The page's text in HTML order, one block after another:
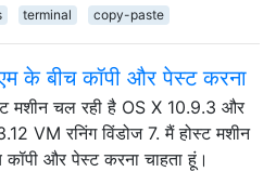
terminal copy-paste
के बीच कॉपी और पेस्ट करना
मशीन चल रही है OS X 10.9.3 और
VM रनिंग विंडोज 7. मैं होस्ट मशीन
और पेस्ट करना चाहता हूं।